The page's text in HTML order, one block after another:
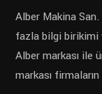
Alber Makina
fazla bilgi birikimi
Alber markası ile
markası